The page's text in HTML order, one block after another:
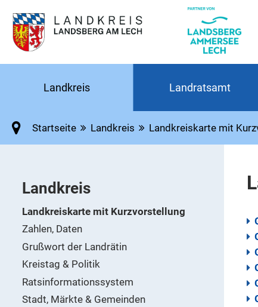
Landkreis Landratsamt
Startseite Landkreis Landkreiskarte mit
Landkreis
Landkreiskarte mit Kurzvorstellung
Zahlen, Daten
Grußwort der Landrätin
Kreistag & Politik
Ratsinformationssystem
Stadt, Märkte & Gemeinden